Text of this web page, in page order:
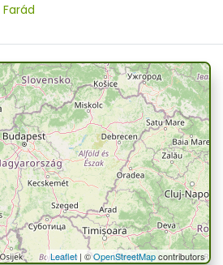
Farád
Leaflet| ©OpenStreetMapcontributors